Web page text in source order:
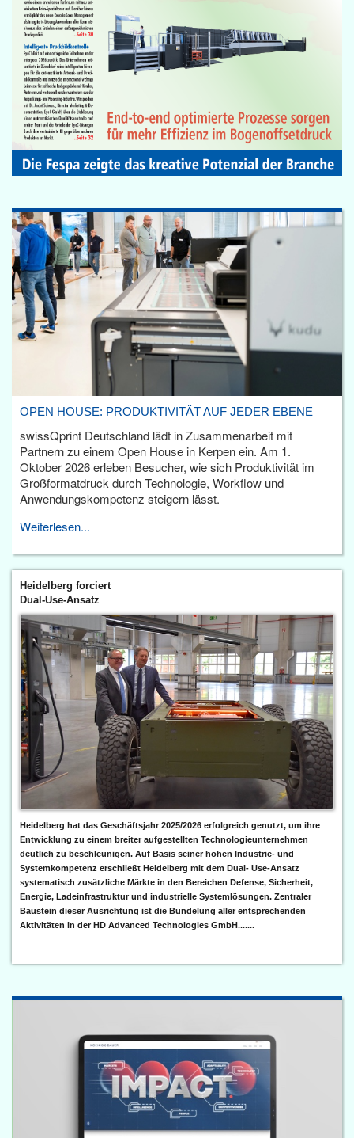
OPEN HOUSE: PRODUKTIVITÄT AUF JEDER EBENE
swissQprint Deutschland lädt in Zusammenarbeit mit
Partnern zu einem Open House in Kerpen ein. Am 1.
Oktober 2026 erleben Besucher, wie sich Produktivität im
Großformatdruck durch Technologie, Workflow und
Anwendungskompetenz steigern lässt.
Weiterlesen...
Heidelberg forciert
Dual-Use-Ansatz
Heidelberg hat das Geschäftsjahr 2025/2026 erfolgreich genutzt, um ihre
Entwicklung zu einem breiter aufgestellten Technologieunternehmen
deutlich zu beschleunigen. Auf Basis seiner hohen Industrie- und
Systemkompetenz erschließt Heidelberg mit dem Dual- Use-Ansatz
systematisch zusätzliche Märkte in den Bereichen Defense, Sicherheit,
Energie, Ladeinfrastruktur und industrielle Systemlösungen. Zentraler
Baustein dieser Ausrichtung ist die Bündelung aller entsprechenden
Aktivitäten in der HD Advanced Technologies GmbH.......